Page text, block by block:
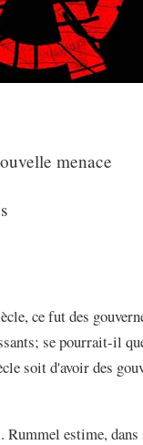
menace
ce fut des
se pourrait-il
soit d'avoir des
estime, dans